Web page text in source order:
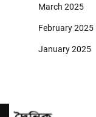
March 2025
February 2025
January 2025